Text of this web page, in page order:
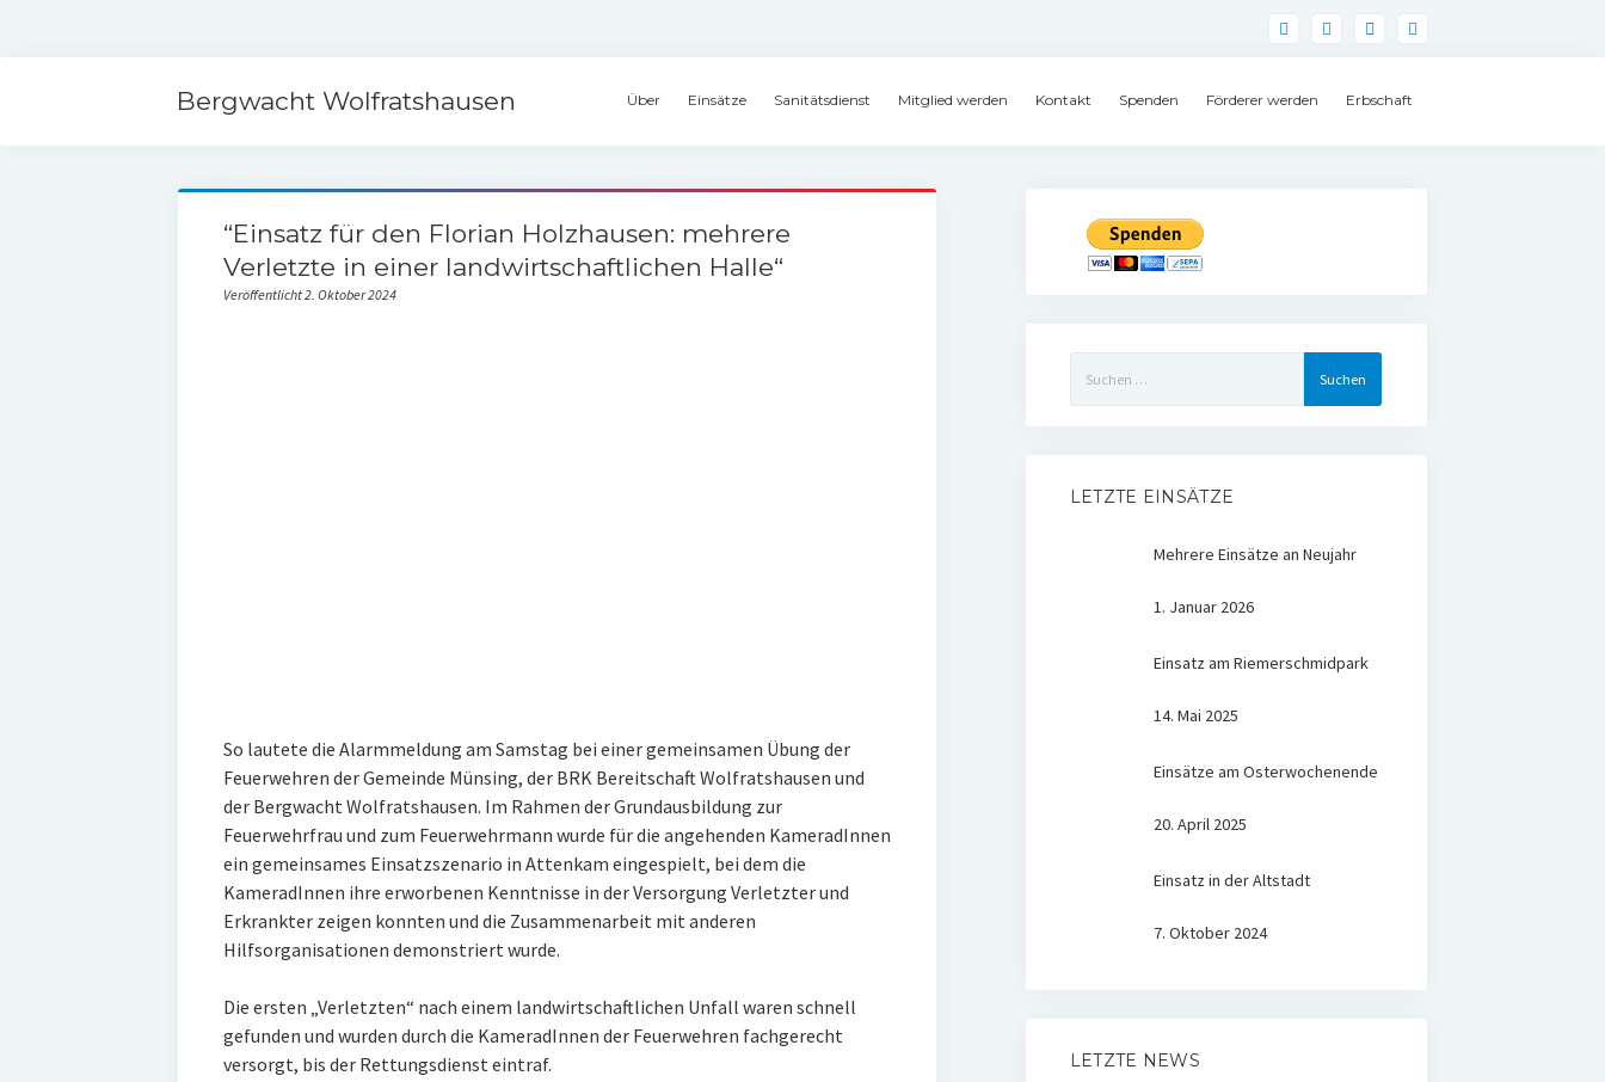
Bergwacht Wolfratshausen Über Einsätze Sanitätsdienst Mitglied werden Kontakt Spenden Förderer werden Erbschaft
“Einsatz für den Florian Holzhausen: mehrere
Verletzte in einer landwirtschaftlichen Halle“
Veröffentlicht 2. Oktober 2024
So lautete die Alarmmeldung am Samstag bei einer gemeinsamen Übung der
Feuerwehren der Gemeinde Münsing, der BRK Bereitschaft Wolfratshausen und
der Bergwacht Wolfratshausen. Im Rahmen der Grundausbildung zur
Feuerwehrfrau und zum Feuerwehrmann wurde für die angehenden KameradInnen
ein gemeinsames Einsatzszenario in Attenkam eingespielt, bei dem die
KameradInnen ihre erworbenen Kenntnisse in der Versorgung Verletzter und
Erkrankter zeigen konnten und die Zusammenarbeit mit anderen
Hilfsorganisationen demonstriert wurde.
Die ersten „Verletzten“ nach einem landwirtschaftlichen Unfall waren schnell
gefunden und wurden durch die KameradInnen der Feuerwehren fachgerecht
versorgt, bis der Rettungsdienst eintraf.
nach:
LETZTE EINSÄTZE
Mehrere Einsätze an Neujahr
1. Januar 2026
Einsatz am Riemerschmidpark
14. Mai 2025
Einsätze am Osterwochenende
20. April 2025
Einsatz in der Altstadt
7. Oktober 2024
LETZTE NEWS